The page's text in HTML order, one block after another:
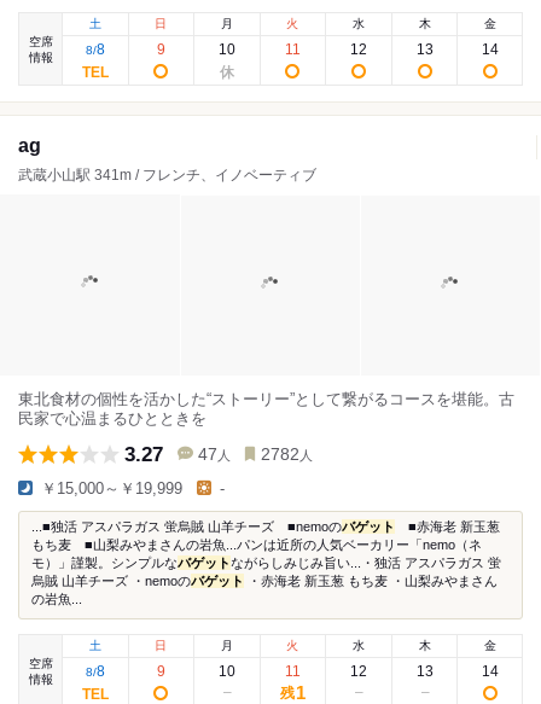
空席
情報
土
8/8
日
9
月
10
火
11
水
12
木
13
金
14
ag
武蔵小山駅 341m / フレンチ、イノベーティブ
東北食材の個性を活かした“ストーリー”として繋がるコースを堪能。古
民家で心温まるひとときを
3.27 47 人 2782 人
￥15,000～￥19,999 -
...■独活 アスパラガス 蛍烏賊 山羊チーズ ■nemoのバゲット
■赤海老 新玉葱
もち麦 ■山梨みやまさんの岩魚...パンは近所の人気ベーカリー「nemo（ネ
モ）」謹製。シンプルなバゲットながらしみじみ旨い...・独活 アスパラガス 蛍
烏賊 山羊チーズ ・nemoのバゲット
・赤海老 新玉葱 もち麦 ・山梨みやまさん
の岩魚...
空席
情報
土
8/8
日
9
月
10
火
11
残1
水
12
木
13
金
14